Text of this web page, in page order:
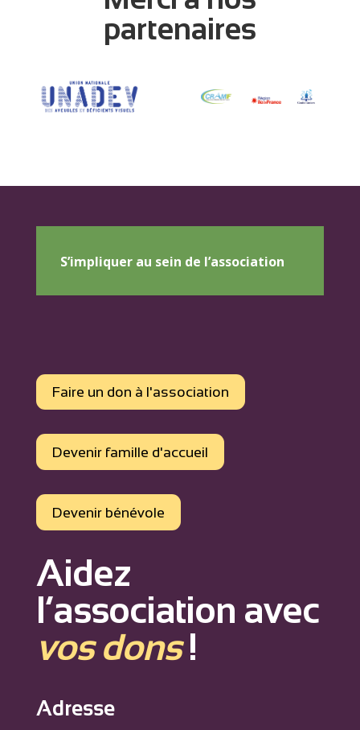
partenaires
S’impliquer au sein de l’association
Faire un don à l'association
Devenir famille d'accueil
Devenir bénévole
Aidez
l’association avec
vos dons!
Adresse